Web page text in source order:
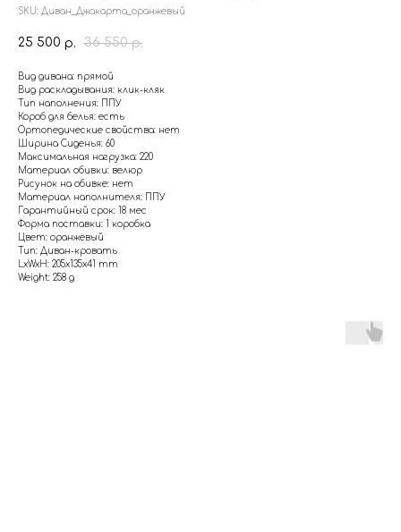
SKU: Диван_Джакарта_оранжевый
25 500 р. 36 550 р.
Вид дивана: прямой
Вид раскладывания: клик-кляк
Тип наполнения: ППУ
Короб для белья: есть
Ортопедические свойства: нет
Ширина Сиденья: 60
Максимальная нагрузка: 220
Материал обивки: велюр
Рисунок на обивке: нет
Материал наполнителя: ППУ
Гарантийный срок: 18 мес
Форма поставки: 1 коробка
Цвет: оранжевый
Тип: Диван-кровать
LxWxH: 205x135x41 mm
Weight: 258 g